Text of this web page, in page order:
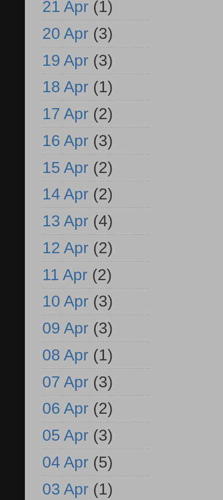
21 Apr (1)
20 Apr (3)
19 Apr (3)
18 Apr (1)
17 Apr (2)
16 Apr (3)
15 Apr (2)
14 Apr (2)
13 Apr (4)
12 Apr (2)
11 Apr (2)
10 Apr (3)
09 Apr (3)
08 Apr (1)
07 Apr (3)
06 Apr (2)
05 Apr (3)
04 Apr (5)
03 Apr (1)